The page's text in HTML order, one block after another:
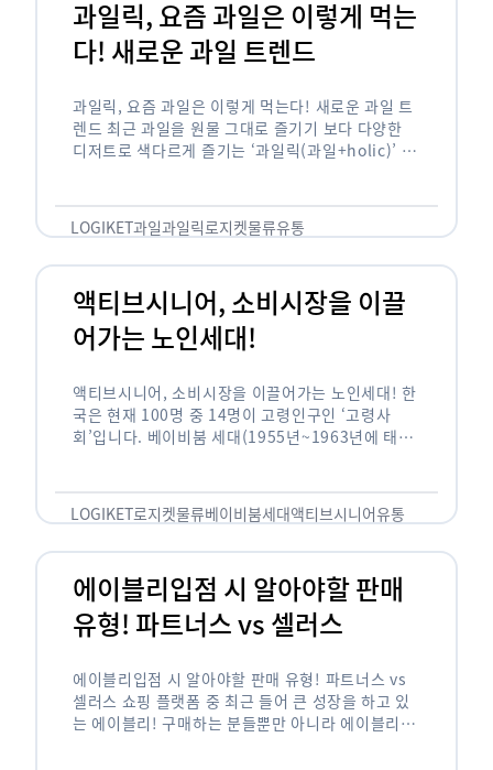
과일릭, 요즘 과일은 이렇게 먹는
다! 새로운 과일 트렌드
과일릭, 요즘 과일은 이렇게 먹는다! 새로운 과일 트
렌드 최근 과일을 원물 그대로 즐기기 보다 다양한
디저트로 색다르게 즐기는 ‘과일릭(과일+holic)’ 트
…
LOGIKET과일과일릭로지켓물류유통
액티브시니어, 소비시장을 이끌
어가는 노인세대!
액티브시니어, 소비시장을 이끌어가는 노인세대! 한
국은 현재 100명 중 14명이 고령인구인 ‘고령사
회’입니다. 베이비붐 세대(1955년~1963년에 태어
오고 있습니다. 하지만 사회가 늙어가는 …
LOGIKET로지켓물류베이비붐세대액티브시니어유통
에이블리입점 시 알아야할 판매
유형! 파트너스 vs 셀러스
에이블리입점 시 알아야할 판매 유형! 파트너스 vs
셀러스 쇼핑 플랫폼 중 최근 들어 큰 성장을 하고 있
는 에이블리! 구매하는 분들뿐만 아니라 에이블리에